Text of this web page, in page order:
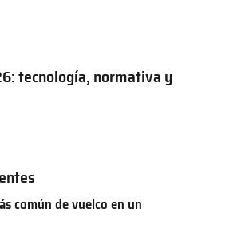
tecnología, normativa y
común de vuelco en un